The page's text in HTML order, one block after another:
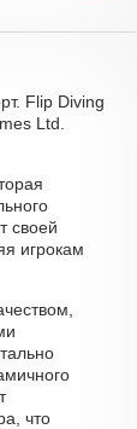
Flip Diving
Ltd.
своей
игрокам
что